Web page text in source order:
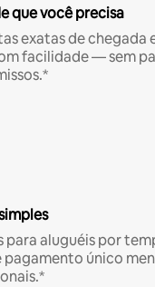
que você precisa
exatas de chegada
facilidade — sem
para aluguéis por
único